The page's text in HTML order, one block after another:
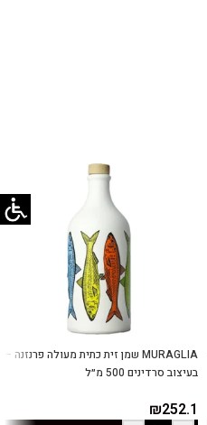
MURAGLIA שמן זית כתית מעולה פרנזנה –
בעיצוב סרדינים 500 מ״ל
₪252.1